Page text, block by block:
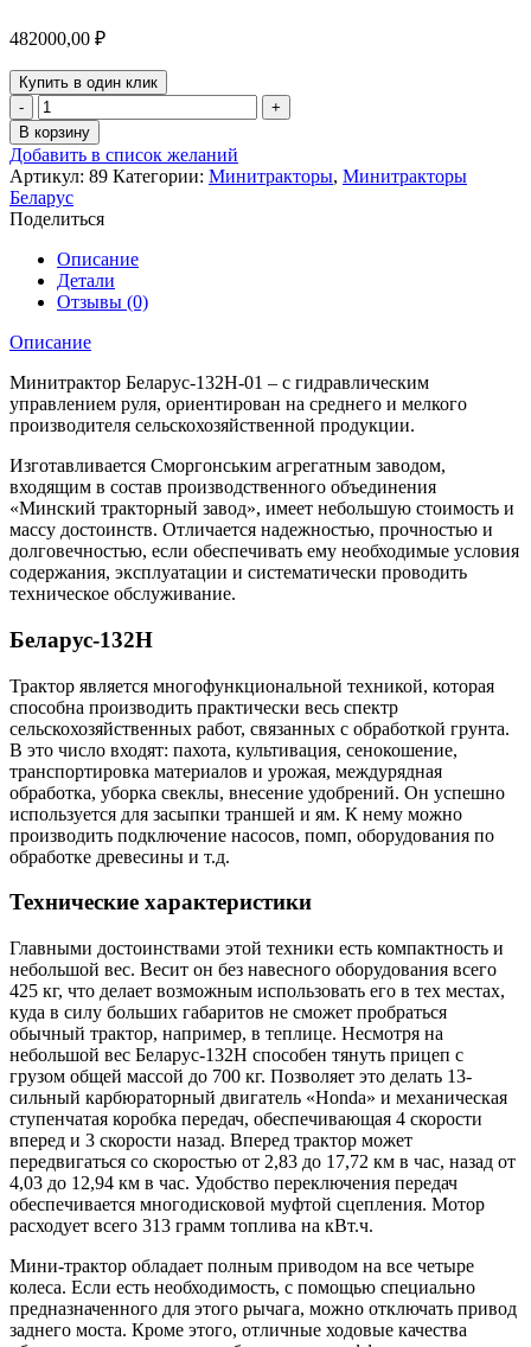
482000,00 ₽
Купить в один клик
Количество
товара
Минитрактор
Беларус
132Н-01
с
ГУР
В корзину
Добавить в список желаний
Артикул: 89 Категории: Минитракторы, Минитракторы
Беларус
Поделиться
Описание
Детали
Отзывы (0)
Описание
Минитрактор Беларус-132Н-01 – с гидравлическим
управлением руля, ориентирован на среднего и мелкого
производителя сельскохозяйственной продукции.
Изготавливается Сморгонським агрегатным заводом,
входящим в состав производственного объединения
«Минский тракторный завод», имеет небольшую стоимость и
массу достоинств. Отличается надежностью, прочностью и
долговечностью, если обеспечивать ему необходимые условия
содержания, эксплуатации и систематически проводить
техническое обслуживание.
Беларус-132Н
Трактор является многофункциональной техникой, которая
способна производить практически весь спектр
сельскохозяйственных работ, связанных с обработкой грунта.
В это число входят: пахота, культивация, сенокошение,
транспортировка материалов и урожая, междурядная
обработка, уборка свеклы, внесение удобрений. Он успешно
используется для засыпки траншей и ям. К нему можно
производить подключение насосов, помп, оборудования по
обработке древесины и т.д.
Технические характеристики
Главными достоинствами этой техники есть компактность и
небольшой вес. Весит он без навесного оборудования всего
425 кг, что делает возможным использовать его в тех местах,
куда в силу больших габаритов не сможет пробраться
обычный трактор, например, в теплице. Несмотря на
небольшой вес Беларус-132Н способен тянуть прицеп с
грузом общей массой до 700 кг. Позволяет это делать 13-
сильный карбюраторный двигатель «Honda» и механическая
ступенчатая коробка передач, обеспечивающая 4 скорости
вперед и 3 скорости назад. Вперед трактор может
передвигаться со скоростью от 2,83 до 17,72 км в час, назад от
4,03 до 12,94 км в час. Удобство переключения передач
обеспечивается многодисковой муфтой сцепления. Мотор
расходует всего 313 грамм топлива на кВт.ч.
Мини-трактор обладает полным приводом на все четыре
колеса. Если есть необходимость, с помощью специально
предназначенного для этого рычага, можно отключать привод
заднего моста. Кроме этого, отличные ходовые качества